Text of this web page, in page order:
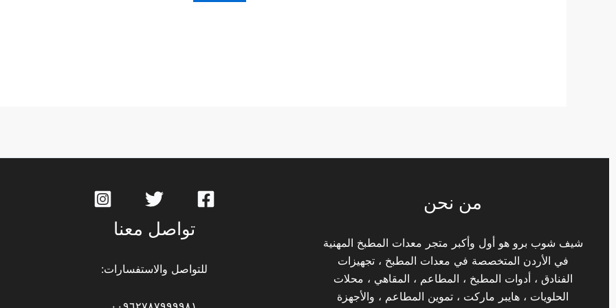
من نحن
شيف شوب برو هو أول وأكبر متجر معدات المطبخ المهنية
في الأردن المتخصصة في معدات المطبخ ، تجهيزات
الفنادق ، أدوات المطبخ ، المطاعم ، المقاهي ، محلات
الحلويات ، هايبر ماركت ، تموين المطاعم ، والأجهزة
تواصل معنا
للتواصل والاستفسارات: